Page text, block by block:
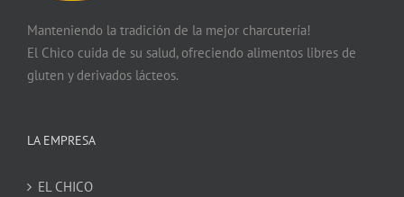
Manteniendo la tradición de la mejor charcutería!
El Chico cuida de su salud, ofreciendo alimentos libres de
gluten y derivados lácteos.
LA EMPRESA
EL CHICO